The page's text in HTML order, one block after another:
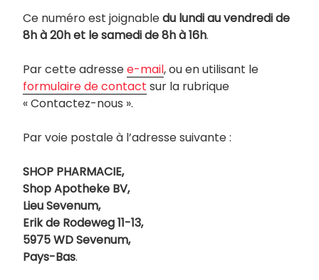
Ce numéro est joignabledu lundi au vendredi de
8h à 20h et le samedi de 8h à 16h.
Par cette adressee-mail, ou en utilisant le
formulaire de contact sur la rubrique
« Contactez-nous ».
Par voie postale à l’adresse suivante :
SHOP PHARMACIE,
Shop Apotheke BV,
Lieu Sevenum,
Erik de Rodeweg 11-13,
5975 WD Sevenum,
Pays-Bas.